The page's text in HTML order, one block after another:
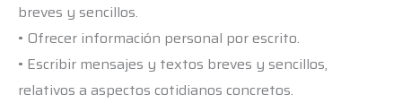
breves y sencillos.
• Ofrecer información personal por escrito.
• Escribir mensajes y textos breves y sencillos,
relativos a aspectos cotidianos concretos.